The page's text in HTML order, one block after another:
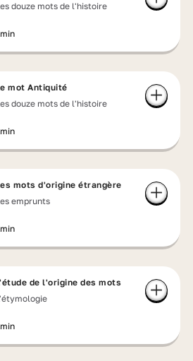
douze mots de l'histoire
mot Antiquité
douze mots de l'histoire
mots d'origine étrangère
emprunts
de l'origine des mots